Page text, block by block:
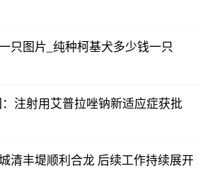
只图片_纯种柯基犬多少钱一只
注射用艾普拉唑钠新适应症获批
清丰堤顺利合龙 后续工作持续展开